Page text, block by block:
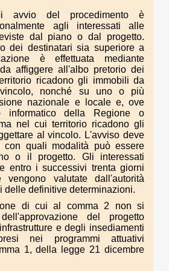
avvio del procedimento è
agli interessati alle
dal piano o dal progetto.
dei destinatari sia superiore a
è effettuata mediante
affiggere all'albo pretorio dei
ricadono gli immobili da
nonché su uno o più
nazionale e locale e, ove
informatico della Regione o
nel cui territorio ricadono gli
al vincolo. L'avviso deve
con quali modalità può essere
o il progetto. Gli interessati
entro i successivi trenta giorni
vengono valutate dall'autorità
delle definitive determinazioni.
di cui al comma 2 non si
del progetto
e degli insediamenti
nei programmi attuativi
1, della legge 21 dicembre